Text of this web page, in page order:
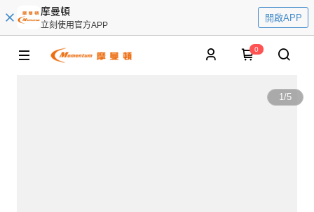
摩曼頓
立刻使用官方APP
開啟APP
0
1/5